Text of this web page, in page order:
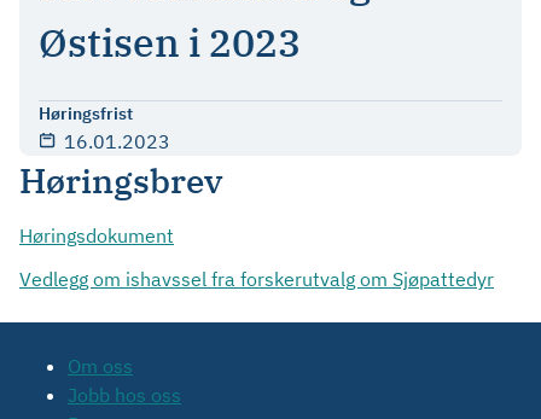
Østisen i 2023
Høringsfrist
16.01.2023
Høringsbrev
Høringsdokument
Vedlegg om ishavssel fra forskerutvalg om Sjøpattedyr
Om oss
Jobb hos oss